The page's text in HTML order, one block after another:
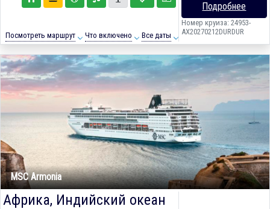
Посмотреть маршрут Что включено Все даты
Подробнее
Номер круиза: 24953-
AX20270212DURDUR
MSC Armonia
Африка, Индийский океан